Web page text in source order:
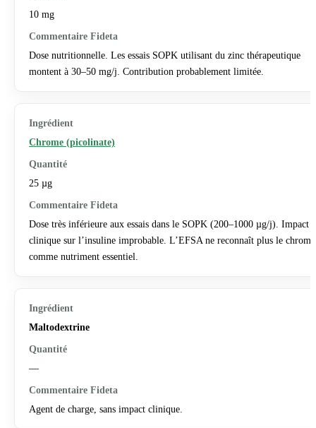
10 mg
Dose nutritionnelle. Les essais SOPK utilisant du zinc thérapeutique
montent à 30–50 mg/j. Contribution probablement limitée.
Chrome (picolinate)
25 µg
Dose très inférieure aux essais dans le SOPK (200–1000 µg/j). Impact
clinique sur l’insuline improbable. L’EFSA ne reconnaît plus le chrome
comme nutriment essentiel.
Maltodextrine
—
Agent de charge, sans impact clinique.